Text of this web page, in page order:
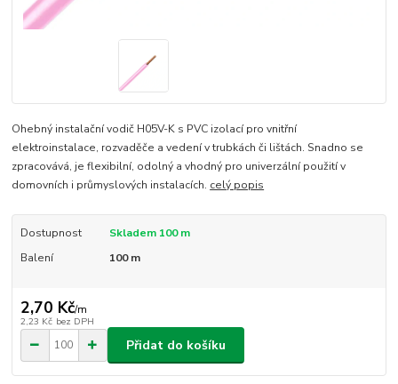
Ohebný instalační vodič H05V-K s PVC izolací pro vnitřní
elektroinstalace, rozvaděče a vedení v trubkách či lištách. Snadno se
zpracovává, je flexibilní, odolný a vhodný pro univerzální použití v
domovních i průmyslových instalacích. celý popis
Dostupnost
Skladem 100 m
Balení
100 m
2,70 Kč/m
2,23 Kč bez DPH
Přidat do košíku